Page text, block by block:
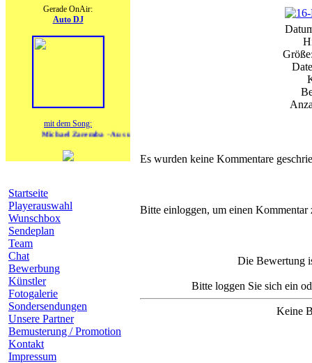
Gerade OnAir:
Auto DJ
mit dem Song:
Michael Zaremba - Aus und vorbei
Startseite
Playerauswahl
Wunschbox
Sendeplan
Team
Chat
Bewerbung
Künstler
Fotogalerie
Sondersendungen
Unsere Partner
Bemusterung / Promotion
Kontakt
Impressum
Es wurden keine Kommentare
Bitte einloggen, um einen Kommentar
Die Bewertung
Bitte loggen Sie sich ein
Keine